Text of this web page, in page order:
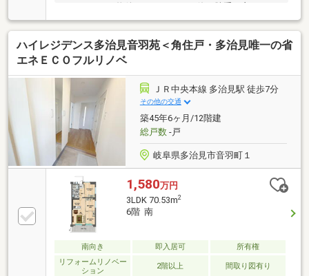
えた3SLDKの物件です。きれいで使い勝手の良いシス
テムキッチン付きの物件になります。オートロック設
備が付いており、防犯性が高いです。専有面積が25坪
以上ある為、ファミリーの方も快適に暮らすことがで
きます。多治見市で交通の利便性の高い暮らしをする
ご要望などございましたら、お気軽にお問い合わせく
ハイレジデンス多治見音羽苑＜角住戸・多治見唯一の省
エネＥＣＯフルリノベ
ＪＲ中央本線 多治見駅 徒歩7分
その他の交通
築45年6ヶ月/12階建
総戸数-戸
岐阜県多治見市音羽町１
1,580万円
3LDK 70.53m2
6階 南
南向き 即入居可
所有権
リフォームリノベー
ション
2階以上 間取り図有り